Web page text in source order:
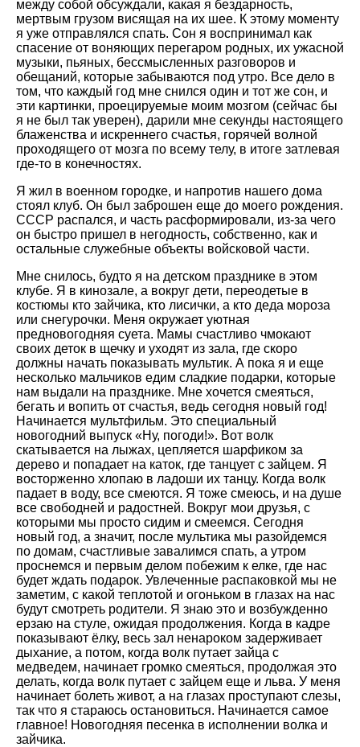
между собой обсуждали, какая я бездарность,
мертвым грузом висящая на их шее. К этому моменту
я уже отправлялся спать. Сон я воспринимал как
спасение от воняющих перегаром родных, их ужасной
музыки, пьяных, бессмысленных разговоров и
обещаний, которые забываются под утро. Все дело в
том, что каждый год мне снился один и тот же сон, и
эти картинки, проецируемые моим мозгом (сейчас бы
я не был так уверен), дарили мне секунды настоящего
блаженства и искреннего счастья, горячей волной
проходящего от мозга по всему телу, в итоге затлевая
где-то в конечностях.
Я жил в военном городке, и напротив нашего дома
стоял клуб. Он был заброшен еще до моего рождения.
СССР распался, и часть расформировали, из-за чего
он быстро пришел в негодность, собственно, как и
остальные служебные объекты войсковой части.
Мне снилось, будто я на детском празднике в этом
клубе. Я в кинозале, а вокруг дети, переодетые в
костюмы кто зайчика, кто лисички, а кто деда мороза
или снегурочки. Меня окружает уютная
предновогодняя суета. Мамы счастливо чмокают
своих деток в щечку и уходят из зала, где скоро
должны начать показывать мультик. А пока я и еще
несколько мальчиков едим сладкие подарки, которые
нам выдали на празднике. Мне хочется смеяться,
бегать и вопить от счастья, ведь сегодня новый год!
Начинается мультфильм. Это специальный
новогодний выпуск «Ну, погоди!». Вот волк
скатывается на лыжах, цепляется шарфиком за
дерево и попадает на каток, где танцует с зайцем. Я
восторженно хлопаю в ладоши их танцу. Когда волк
падает в воду, все смеются. Я тоже смеюсь, и на душе
все свободней и радостней. Вокруг мои друзья, с
которыми мы просто сидим и смеемся. Сегодня
новый год, а значит, после мультика мы разойдемся
по домам, счастливые завалимся спать, а утром
проснемся и первым делом побежим к елке, где нас
будет ждать подарок. Увлеченные распаковкой мы не
заметим, с какой теплотой и огоньком в глазах на нас
будут смотреть родители. Я знаю это и возбужденно
ерзаю на стуле, ожидая продолжения. Когда в кадре
показывают ёлку, весь зал ненароком задерживает
дыхание, а потом, когда волк путает зайца с
медведем, начинает громко смеяться, продолжая это
делать, когда волк путает с зайцем еще и льва. У меня
начинает болеть живот, а на глазах проступают слезы,
так что я стараюсь остановиться. Начинается самое
главное! Новогодняя песенка в исполнении волка и
зайчика.